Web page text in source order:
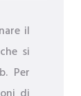
il
si
Per